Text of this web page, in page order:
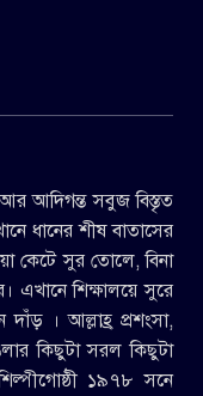
আদিগন্ত সবুজ বিস্তৃত
ধানের শীষ বাতাসের
কেটে সুর তোলে, বিনা
এখানে শিক্ষালয়ে সুরে
। আল্লাহ্র প্রশংসা,
কিছুটা সরল কিছুটা
১৯৭৮ সনে